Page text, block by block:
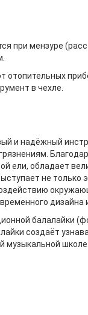
при мензуре
отопительных
в чехле.
и надёжный
ели, обладает
не только
дизайна
балалайки
создаёт